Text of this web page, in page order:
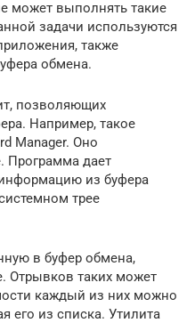
может выполнять такие
задачи используются
также
обмена.
позволяющих
Например, такое
Manager. Оно
Программа дает
из буфера
трее
в буфер обмена,
Отрывков таких может
каждый из них можно
его из списка. Утилита